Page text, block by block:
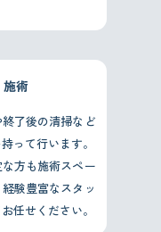
術
了後の清掃など
って行います。
方も施術スペー
験豊富なスタッ
任せください。